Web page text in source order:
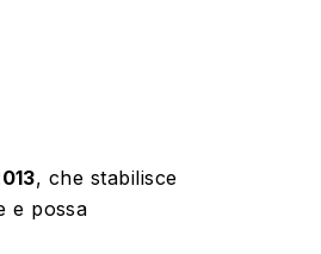
, che stabilisce
e possa